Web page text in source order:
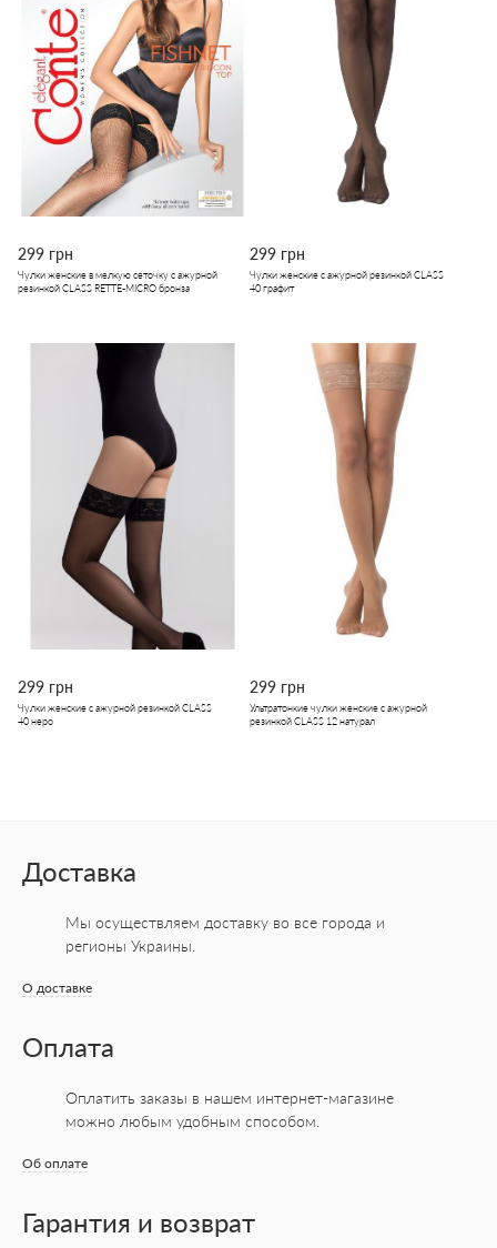
299 грн
Чулки женские в мелкую сеточку с ажурной
резинкой CLASS RETTE-MICRO бронза
299 грн
Чулки женские с ажурной резинкой CLASS
40 графит
299 грн
Чулки женские с ажурной резинкой CLASS
40 неро
299 грн
Ультратонкие чулки женские с ажурной
резинкой CLASS 12 натурал
Доставка
Мы осуществляем доставку во все города и
регионы Украины.
О доставке
Оплата
Оплатить заказы в нашем интернет-магазине
можно любым удобным способом.
Об оплате
Гарантия и возврат